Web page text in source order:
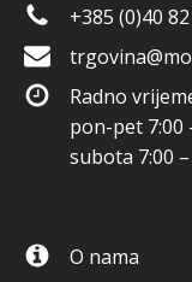
+385 (0)40
Radno
pon-pet 7:00
subota 7:00 –
O nama